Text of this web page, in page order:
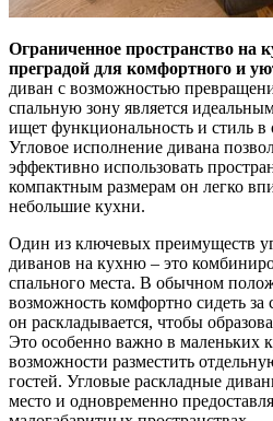
Ограниченное пространство на
преградой для комфортного и
диван с возможностью
спальную зону является
ищет функциональность и стиль
Угловое исполнение дивана
эффективно использовать
компактным размерам он легко
небольшие кухни.
Один из ключевых преимуществ
диванов на кухню – это
спального места. В обычном
возможность комфортно сидеть
он раскладывается, чтобы
Это особенно важно в маленьких
возможности разместить
гостей. Угловые раскладные
место и одновременно